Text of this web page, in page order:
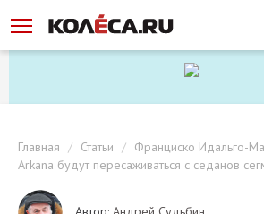
Главная Статьи
Франциско Идальго-
Arkana будут пересаживаться с седанов